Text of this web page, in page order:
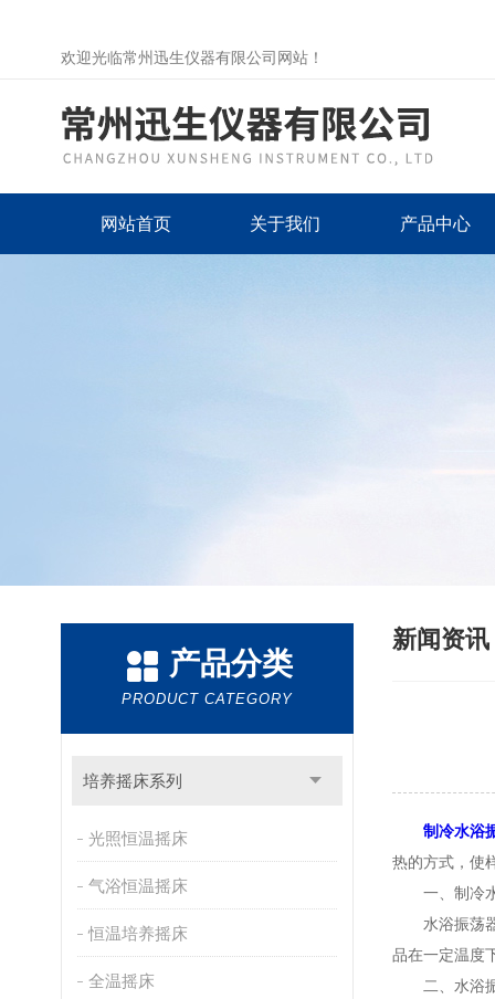
欢迎光临常州迅生仪器有限公司网站！
网站首页 关于我们 产品中心
产品分类
PRODUCT CATEGORY
培养摇床系列
光照恒温摇床
气浴恒温摇床
恒温培养摇床
全温摇床
新闻资讯
制冷水浴
热的方式，使
一、制冷水
水浴振荡器
品在一定温度
二、水浴振